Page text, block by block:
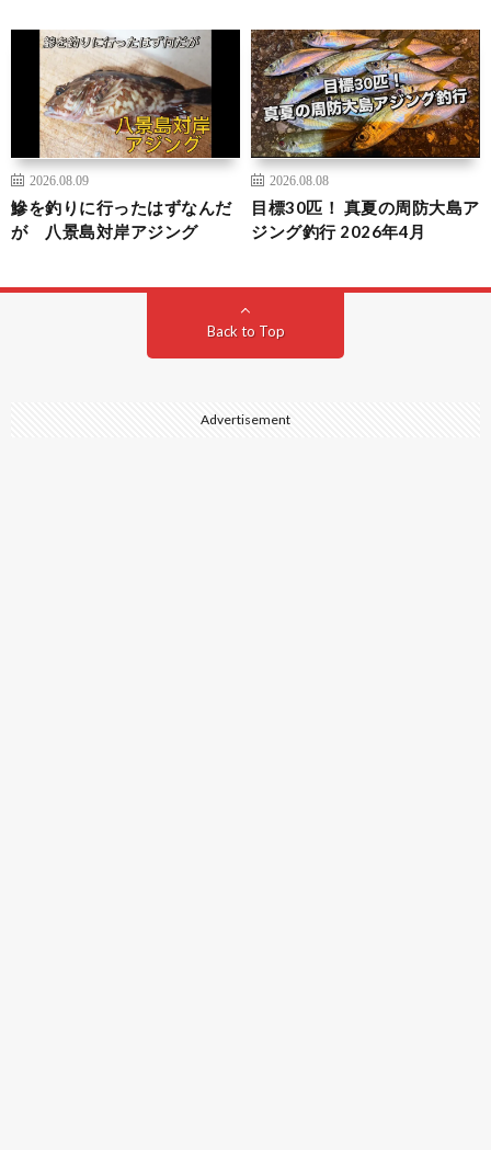
2026.08.09
鰺を釣りに行ったはずなんだ
が 八景島対岸アジング
2026.08.08
目標30匹！ 真夏の周防大島ア
ジング釣行 2026年4月
Back to Top
Advertisement